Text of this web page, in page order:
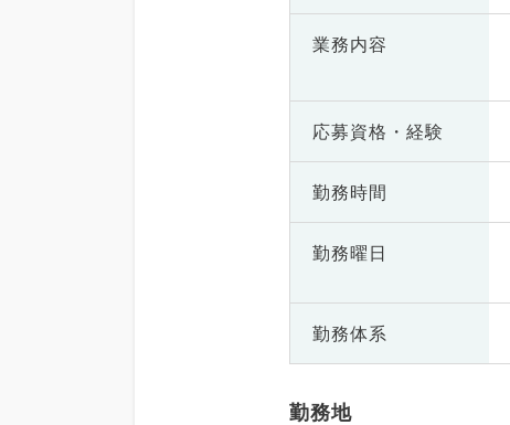
業務内容
応募資格・ 経験
勤務時間
勤務曜日
勤務体系
勤務地